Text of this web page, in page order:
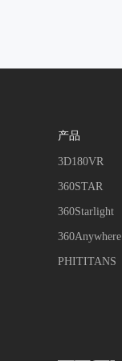
产品
3D180VR
360STAR
360Starlight
360Anywhere
PHITITANS